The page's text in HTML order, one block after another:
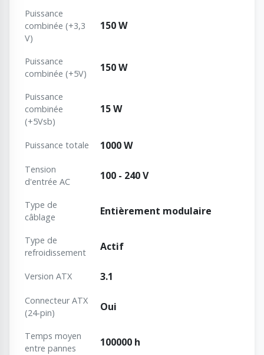
Puissance
combinée (+3,3
V)
150 W
Puissance
combinée (+5V)
150 W
Puissance
combinée
(+5Vsb)
15 W
Puissance totale 1000 W
Tension
d'entrée AC
100 - 240 V
Type de
câblage
Entièrement modulaire
Type de
refroidissement
Actif
Version ATX 3.1
Connecteur ATX
(24-pin)
Oui
Temps moyen
entre pannes
100000 h